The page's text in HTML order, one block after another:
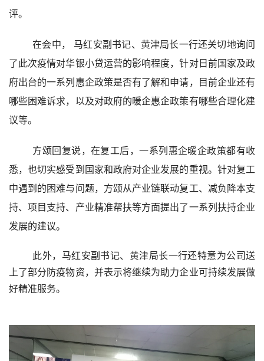
评。
在会中， 马红安副书记、黄津局长一行还关切地询问
了此次疫情对华银小贷运营的影响程度，针对日前国家及政
府出台的一系列惠企政策是否有了解和申请，目前企业还有
哪些困难诉求，以及对政府的暖企惠企政策有哪些合理化建
议等。
方颂回复说，在复工后，一系列惠企暖企政策都有收
悉，也切实感受到国家和政府对企业发展的重视。针对复工
中遇到的困难与问题，方颂从产业链联动复工、减负降本支
持、项目支持、产业精准帮扶等方面提出了一系列扶持企业
发展的建议。
此外，马红安副书记、黄津局长一行还特意为公司送
上了部分防疫物资，并表示将继续为助力企业可持续发展做
好精准服务。